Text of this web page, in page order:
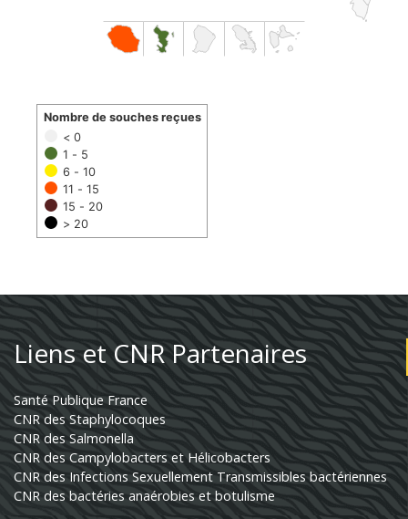
< 0
1 - 5
6 - 10
11 - 15
15 - 20
> 20
Nombre de souches reçues
Liens et CNR Partenaires
Santé Publique France
CNR des Staphylocoques
CNR des Salmonella
CNR des Campylobacters et Hélicobacters
CNR des Infections Sexuellement Transmissibles bactériennes
CNR des bactéries anaérobies et botulisme